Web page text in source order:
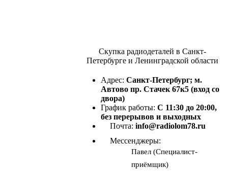
Скупка радиодеталей в Санкт-
Петербурге и Ленинградской области
Адрес: Санкт-Петербург; м.
Автово пр. Стачек 67к5 (вход со
двора)
График работы: С 11:30 до 20:00,
без перерывов и выходных
Почта: info@radiolom78.ru
Мессенджеры:
Павел (Специалист-
приёмщик)